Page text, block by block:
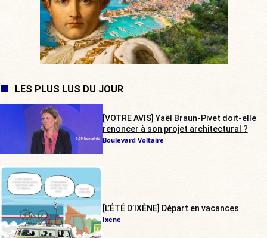
LES PLUS LUS DU JOUR
[VOTRE AVIS] Yaël Braun-Pivet doit-elle
renoncer à son projet architectural ?
Boulevard Voltaire
[L’ÉTÉ D’IXÈNE] Départ en vacances
Ixene